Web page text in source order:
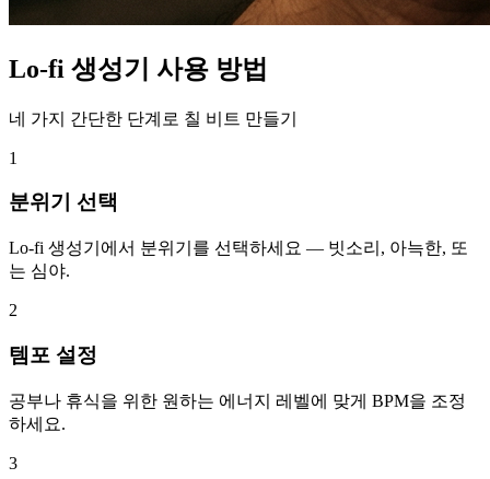
Lo-fi 생성기 사용 방법
네 가지 간단한 단계로 칠 비트 만들기
1
분위기 선택
Lo-fi 생성기에서 분위기를 선택하세요 — 빗소리, 아늑한, 또
는 심야.
2
템포 설정
공부나 휴식을 위한 원하는 에너지 레벨에 맞게 BPM을 조정
하세요.
3